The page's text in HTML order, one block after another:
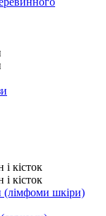
кісток
кісток
(лімфоми шкіри)